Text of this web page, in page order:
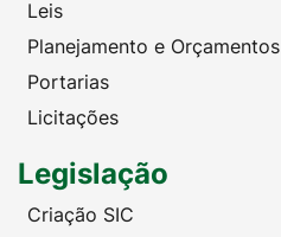
Leis
Planejamento e Orçamentos
Portarias
Licitações
Legislação
Criação SIC